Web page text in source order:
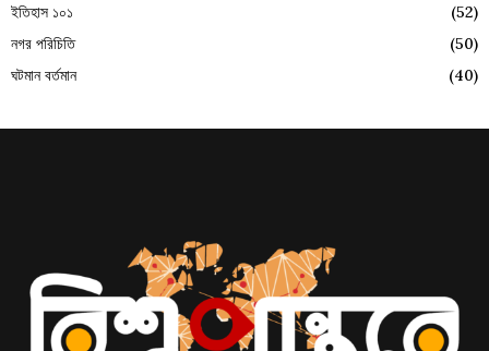
ইতিহাস ১০১
(52)
নগর পরিচিতি
(50)
ঘটমান বর্তমান
(40)